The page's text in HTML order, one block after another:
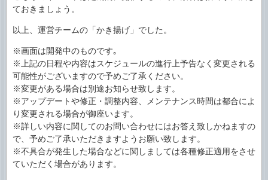
ておきましょう。
以上、運営チームの「かき揚げ」でした。
※画面は開発中のものです｡
※上記の日程や内容はスケジュールの進行上予告なく変更される
可能性がございますので予めご了承ください。
※変更がある場合は別途お知らせ致します。
※アップデートや修正・調整内容、メンテナンス時間は都合によ
り変更される場合が御座います。
※詳しい内容に関してのお問い合わせにはお答え致しかねますの
で、予めご了承いただきますようお願い致します。
※不具合が発生した場合などに関しましては各種修正適用をさせ
ていただく場合があります。